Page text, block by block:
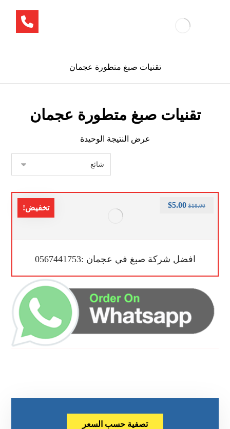
تقنيات صبغ متطورة عجمان
تقنيات صبغ متطورة عجمان
عرض النتيجة الوحيدة
تخفيض!
افضل شركة صبغ في عجمان :0567441753
$10.00
$5.00
تصفية حسب السعر